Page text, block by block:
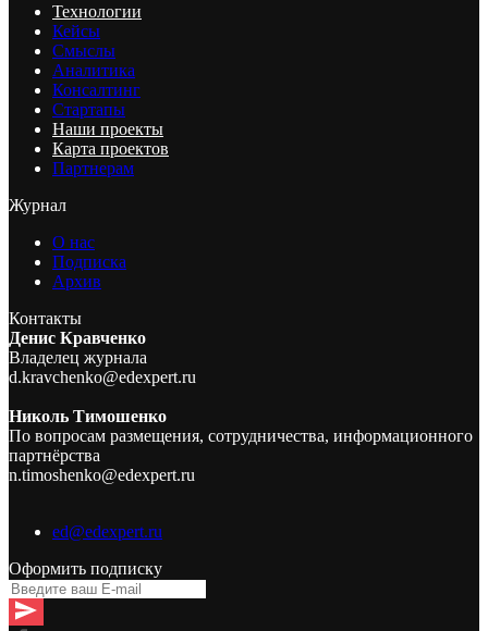
Технологии
Кейсы
Смыслы
Аналитика
Консалтинг
Стартапы
Наши проекты
Карта проектов
Партнерам
Журнал
О нас
Подписка
Архив
Контакты
Денис Кравченко
Владелец журнала
d.kravchenko@edexpert.ru
Николь Тимошенко
По вопросам размещения, сотрудничества, информационного
партнёрства
n.timoshenko@edexpert.ru
ed@edexpert.ru
Оформить подписку